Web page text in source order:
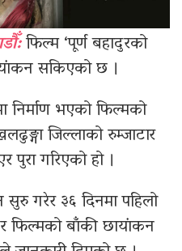
फिल्म ‘पूर्ण बहादुरको
सकिएको छ ।
निर्माण भएको फिल्मको
जिल्लाको रुम्जाटार
पुरा गरिएको हो ।
गरेर ३६ दिनमा पहिलो
फिल्मको बाँकी छायांकन